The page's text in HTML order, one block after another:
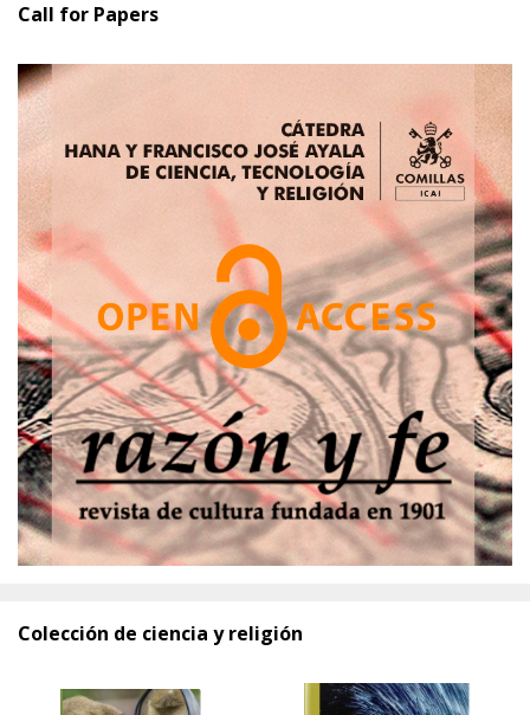
Call for Papers
Colección de ciencia y religión